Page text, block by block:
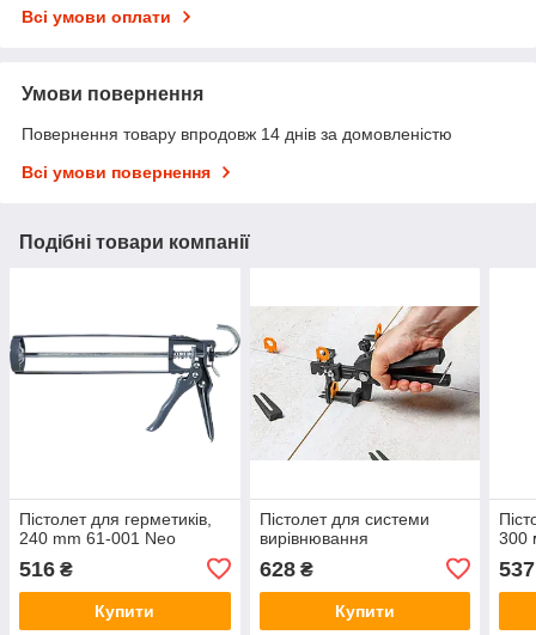
Всі умови оплати
Умови повернення
Повернення товару впродовж 14 днів за домовленістю
Всі умови повернення
Подібні товари компанії
Пістолет для герметиків,
240 mm 61-001 Neo
516 ₴
Купити
Пістолет для системи
вирівнювання
628₴
Купити
300
537